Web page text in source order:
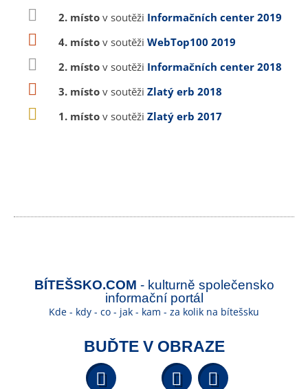
2. místo v soutěži Informačních center 2019
4. místo v soutěži WebTop100 2019
2. místo v soutěži Informačních center 2018
3. místo v soutěži Zlatý erb 2018
1. místo v soutěži Zlatý erb 2017
BÍTEŠSKO.COM - kulturně společensko
informační portál
Kde - kdy - co - jak - kam - za kolik na bítešsku
BUĎTE V OBRAZE
Facebook YouTube